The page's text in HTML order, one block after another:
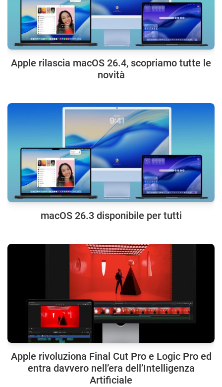
Apple rilascia macOS 26.4, scopriamo tutte le
novità
macOS 26.3 disponibile per tutti
Apple rivoluziona Final Cut Pro e Logic Pro ed
entra davvero nell’era dell’Intelligenza
Artificiale